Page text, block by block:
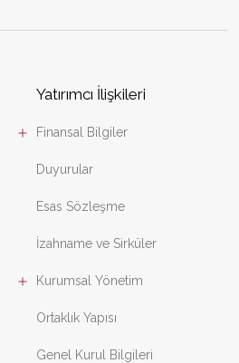
Yatırımcı İlişkileri
Finansal Bilgiler
Duyurular
Esas Sözleşme
İzahname ve Sirküler
Kurumsal Yönetim
Ortaklık Yapısı
Genel Kurul Bilgileri